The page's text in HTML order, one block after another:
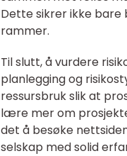
Dette sikrer ikke
rammer.
Til slutt, å vurdere
planlegging og
ressursbruk slik at
lære mer om
det å besøke
selskap med solid